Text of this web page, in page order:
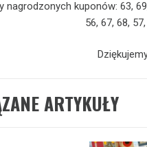
nagrodzonych kuponów: 63,
56, 67, 68,
ARTYKUŁY